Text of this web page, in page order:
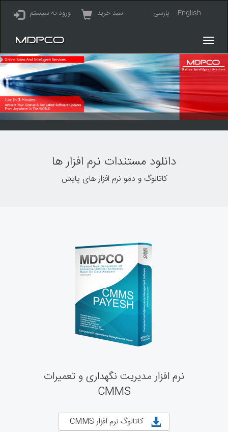
پارسی English ورود به سیستم سبد خرید
دانلود مستندات نرم افزار ها
کاتالوگ و دمو نرم افزار های پایش
نرم افزار مدیریت نگهداری و تعمیرات
CMMS
کاتالوگ نرم افزار CMMS